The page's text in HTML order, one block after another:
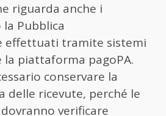
riguarda anche i
Pubblica
effettuati tramite sistemi
piattaforma pagoPA.
conservare la
delle ricevute, perché le
verificare